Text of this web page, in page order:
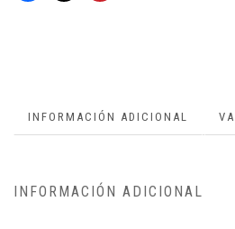
INFORMACIÓN ADICIONAL
INFORMACIÓN ADICIONAL